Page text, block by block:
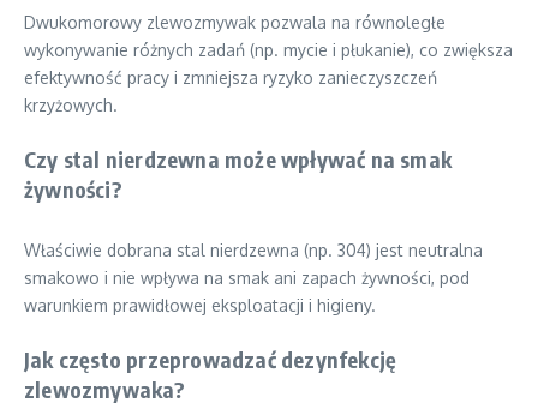
Dwukomorowy zlewozmywak pozwala na równoległe
wykonywanie różnych zadań (np. mycie i płukanie), co zwiększa
efektywność pracy i zmniejsza ryzyko zanieczyszczeń
krzyżowych.
Czy stal nierdzewna może wpływać na smak
żywności?
Właściwie dobrana stal nierdzewna (np. 304) jest neutralna
smakowo i nie wpływa na smak ani zapach żywności, pod
warunkiem prawidłowej eksploatacji i higieny.
Jak często przeprowadzać dezynfekcję
zlewozmywaka?